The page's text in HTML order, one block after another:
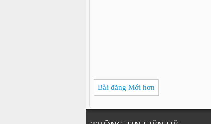
Bài đăng Mới hơn